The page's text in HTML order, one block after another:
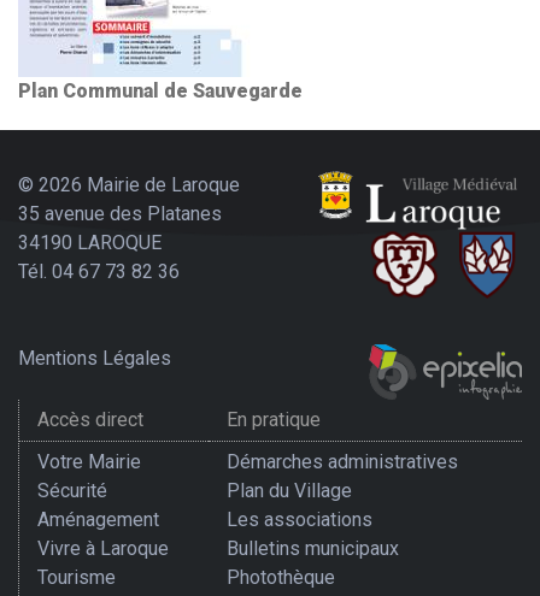
Plan Communal de Sauvegarde
© 2026 Mairie de Laroque
35 avenue des Platanes
34190 LAROQUE
Tél. 04 67 73 82 36
Mentions Légales
Accès direct
En pratique
Votre Mairie
Sécurité
Aménagement
Vivre à Laroque
Tourisme
Démarches administratives
Plan du Village
Les associations
Bulletins municipaux
Photothèque